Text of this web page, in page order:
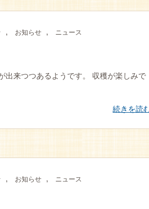
, お知らせ , ニュース
来つつあるようです。 収穫が楽しみで
続きを読
, お知らせ , ニュース